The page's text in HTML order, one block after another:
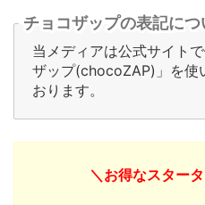
チョコザップの表記につ
当メディアは公式サイト
ザップ(chocoZAP)」を使
おります。
＼お得なスター